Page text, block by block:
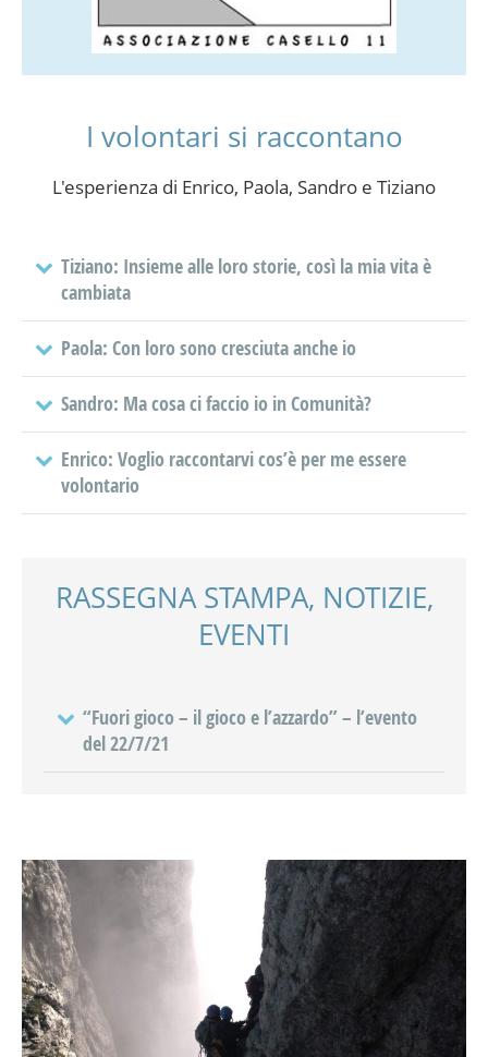
I volontari si raccontano
L'esperienza di Enrico, Paola, Sandro e Tiziano
Tiziano: Insieme alle loro storie, così la mia vita è
cambiata
Paola: Con loro sono cresciuta anche io
Sandro: Ma cosa ci faccio io in Comunità?
Enrico: Voglio raccontarvi cos’è per me essere
volontario
RASSEGNA STAMPA, NOTIZIE,
EVENTI
“Fuori gioco – il gioco e l’azzardo” – l’evento
del 22/7/21